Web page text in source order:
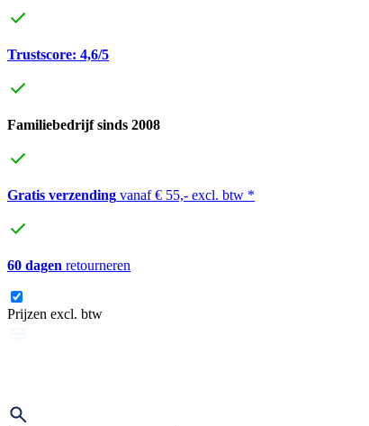
Trustscore: 4,6/5
Familiebedrijf sinds 2008
Gratis verzending vanaf € 55,- excl. btw *
60 dagen retourneren
Prijzen excl. btw